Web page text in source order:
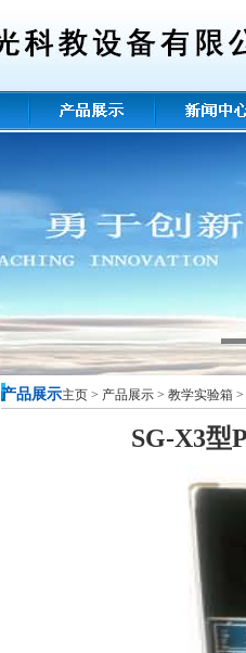
产品展示主页 > 产品展示 > 教学实验箱 >
SG-X3型